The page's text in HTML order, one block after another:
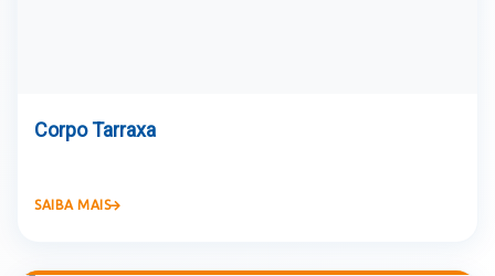
Corpo Tarraxa
SAIBA MAIS